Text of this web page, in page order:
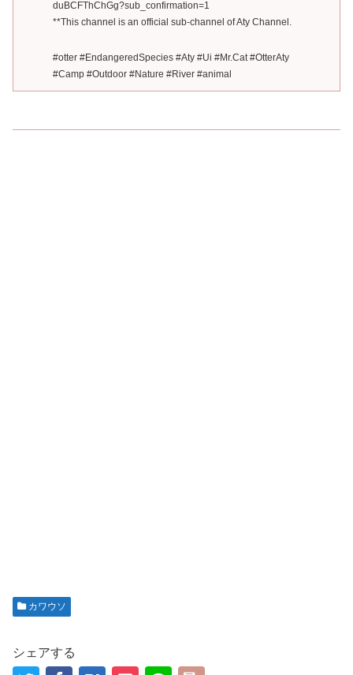
duBCFThChGg?sub_confirmation=1
**This channel is an official sub-channel of Aty Channel.
#otter #EndangeredSpecies #Aty #Ui #Mr.Cat #OtterAty
#Camp #Outdoor #Nature #River #animal
カワウソ
シェアする